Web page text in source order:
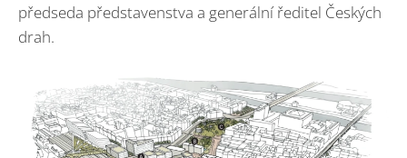
předseda představenstva a generální ředitel Českých
drah.